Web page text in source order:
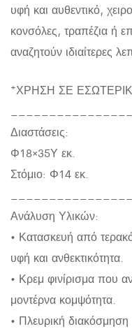
υφή και αυθεντικό,
κονσόλες, τραπέζια ή
αναζητούν ιδιαίτερες
*ΧΡΗΣΗ ΣΕ
Διαστάσεις:
Φ18×35Υ εκ.
Στόμιο: Φ14 εκ.
Ανάλυση Υλικών:
• Κατασκευή από
υφή και ανθεκτικότητα.
• Κρεμ φινίρισμα που
μοντέρνα κομψότητα.
• Πλευρική διακόσμηση